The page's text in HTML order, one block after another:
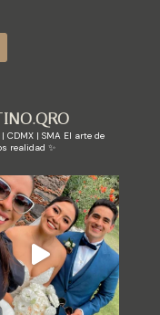
| CDMX | SMA El arte de
realidad ✨